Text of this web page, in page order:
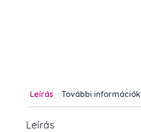
Leírás További információk
Leírás